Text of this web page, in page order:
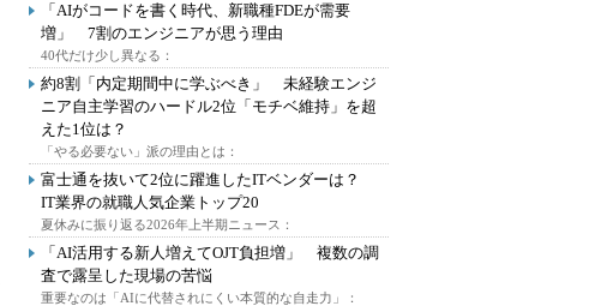
「AIがコードを書く時代、新職種FDEが需要
増」 7割のエンジニアが思う理由
40代だけ少し異なる：
約8割「内定期間中に学ぶべき」 未経験エンジ
ニア自主学習のハードル2位「モチベ維持」を超
えた1位は？
「やる必要ない」派の理由とは：
富士通を抜いて2位に躍進したITベンダーは？
IT業界の就職人気企業トップ20
夏休みに振り返る2026年上半期ニュース：
「AI活用する新人増えてOJT負担増」 複数の調
査で露呈した現場の苦悩
重要なのは「AIに代替されにくい本質的な自走力」：